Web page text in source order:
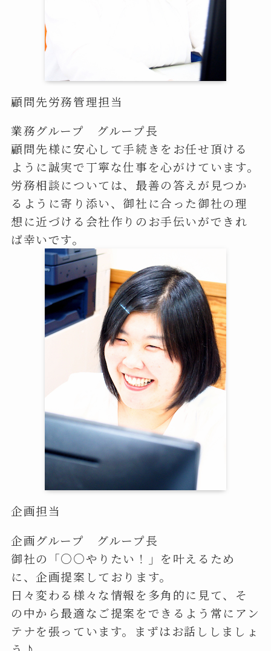
顧問先労務管理担当
業務グループ グループ長
顧問先様に安心して手続きをお任せ頂ける
ように誠実で丁寧な仕事を心がけています。
労務相談については、最善の答えが見つか
るように寄り添い、御社に合った御社の理
想に近づける会社作りのお手伝いができれ
ば幸いです。
企画担当
企画グループ グループ長
御社の「○○やりたい！」を叶えるため
に、企画提案しております。
日々変わる様々な情報を多角的に見て、そ
の中から最適なご提案をできるよう常にアン
テナを張っています。まずはお話ししましょ